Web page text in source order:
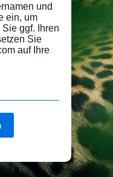
und
ein, um
ggf. Ihren
Sie
auf Ihre